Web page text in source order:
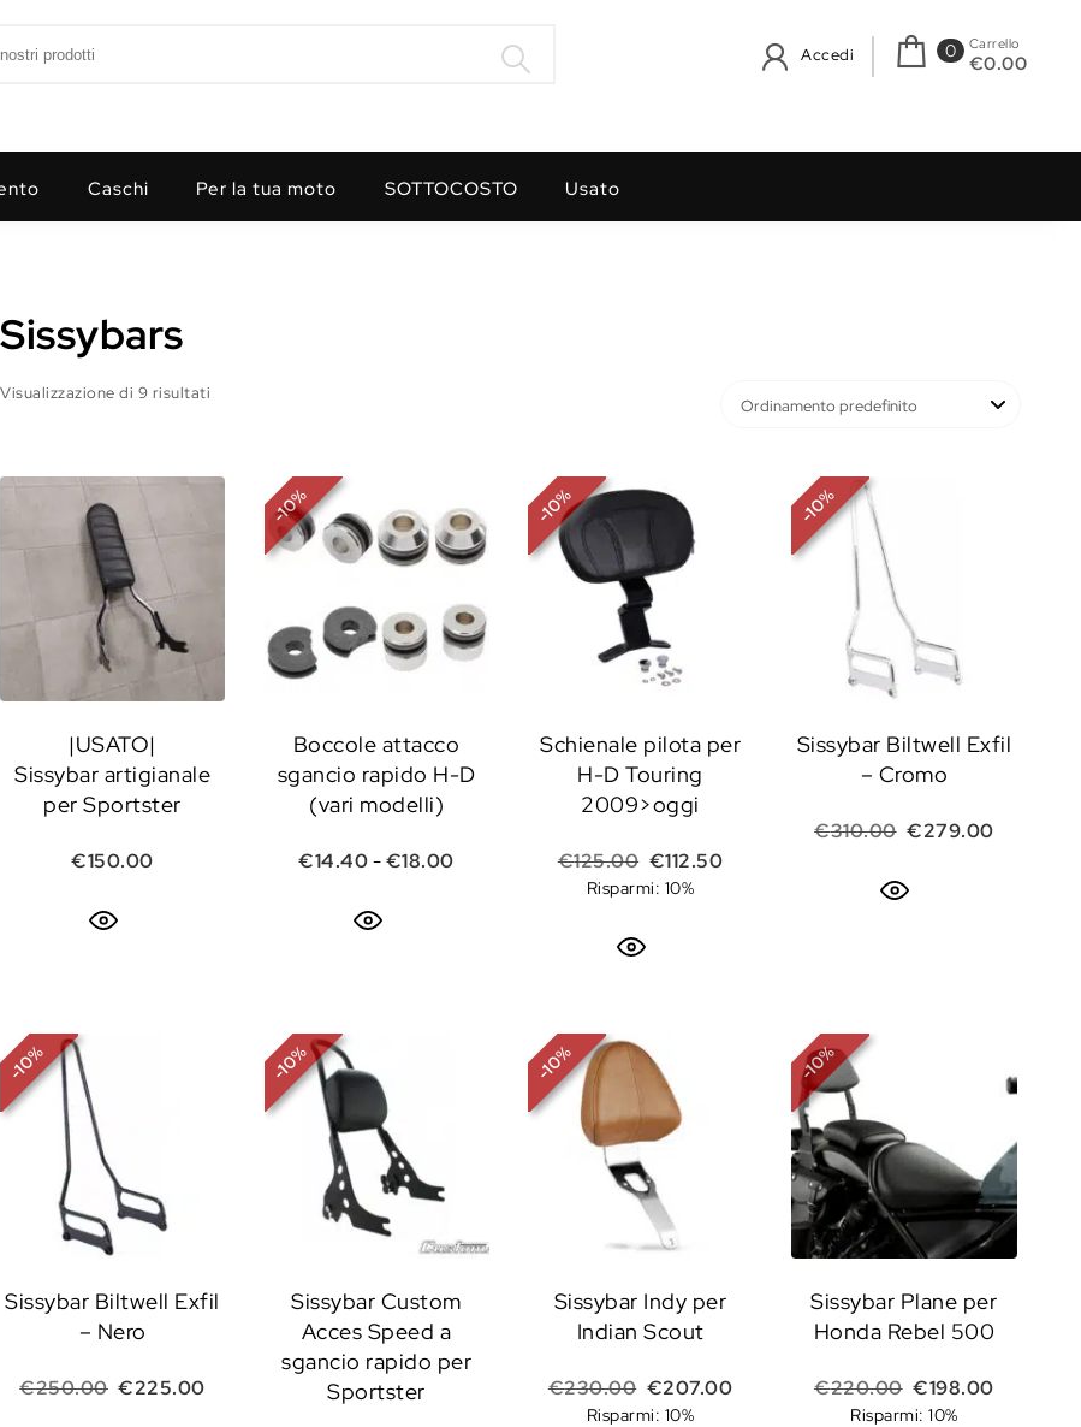
Accedi
0 Carrello
€0.00
Caschi Per la tua moto SOTTOCOSTO Usato
Sissybars
Visualizzazione di 9 risultati
|USATO|
Sissybar artigianale
per Sportster
€150.00
-
10
%
Boccole attacco
sgancio rapido H-D
(vari modelli)
€14.40-€18.00Fascia di prezzo: da €14.40 a €18.00
-
10
%
Schienale pilota per
H-D Touring
2009>oggi
€125.00 Il prezzo originale era: €125.00.
€112.50Il prezzo attuale è: €112.50.
Risparmi: 10%
-
10
%
Sissybar Biltwell Exfil
– Cromo
€310.00 Il prezzo originale
€279.00Il prezzo
-
10
%
Sissybar Biltwell Exfil
– Nero
€250.00 Il prezzo originale era: €250.00.
€225.00Il prezzo attuale è: €225.00.
-
10
%
Sissybar Custom
Acces Speed a
sgancio rapido per
Sportster
-
10
%
Sissybar Indy per
Indian Scout
€230.00 Il prezzo originale era: €230.00.
€207.00Il prezzo attuale è: €207.00.
Risparmi: 10%
-
10
%
Sissybar Plane per
Honda Rebel 500
€220.00 Il prezzo originale
€198.00Il prezzo
Risparmi: 10%